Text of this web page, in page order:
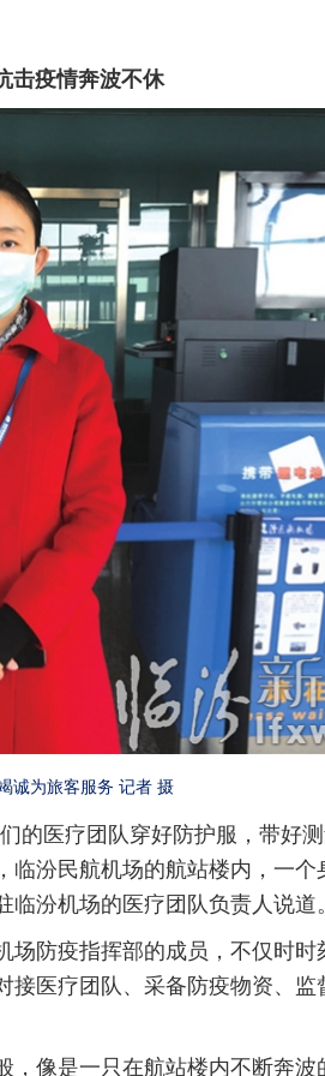
击疫情奔波不休
诚为旅客服务 记者 摄
医疗团队穿好防护服，带好
临汾民航机场的航站楼内，一
汾机场的医疗团队负责人说道。
疫指挥部的成员，不仅时时
医疗团队、采备防疫物资、监
是一只在航站楼内不断奔波